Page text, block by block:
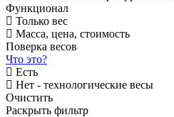
Функционал
Только вес
Масса, цена, стоимость
Поверка весов
Что это?
Есть
Нет - технологические весы
Очистить
Раскрыть фильтр